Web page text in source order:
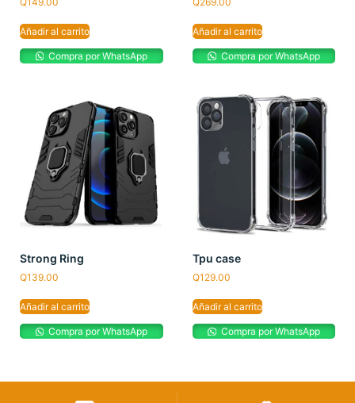
Añadir al carrito
Compra por WhatsApp
Añadir al carrito
Compra por WhatsApp
Strong Ring
Q139.00
Añadir al carrito
Compra por WhatsApp
Tpu case
Q129.00
Añadir al carrito
Compra por WhatsApp